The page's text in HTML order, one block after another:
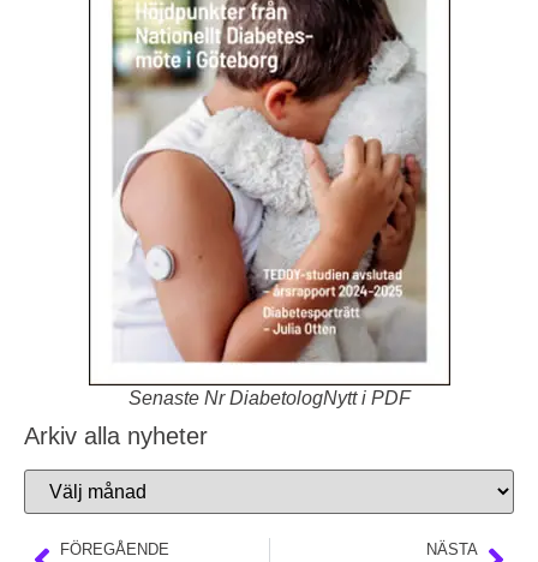
Senaste Nr DiabetologNytt i PDF
Arkiv alla nyheter
FÖREGÅENDE NÄSTA